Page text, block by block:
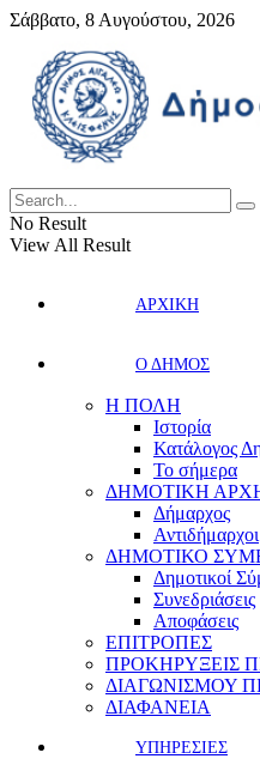
Σάββατο, 8 Αυγούστου, 2026
No Result
View All Result
ΑΡΧΙΚΗ
Ο ΔΗΜΟΣ
Η ΠΟΛΗ
Ιστορία
Κατάλογος
Το σήμερα
ΔΗΜΟΤΙΚΗ
Δήμαρχος
Αντιδήμαρχοι
ΔΗΜΟΤΙΚΟ
Δημοτικοί
Συνεδριάσεις
Αποφάσεις
ΕΠΙΤΡΟΠΕΣ
ΠΡΟΚΗΡΥΞΕΙΣ
ΔΙΑΓΩΝΙΣΜΟΥ
ΔΙΑΦΑΝΕΙΑ
ΥΠΗΡΕΣΙΕΣ